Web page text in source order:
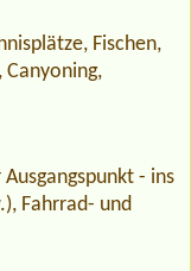
Fischen,
Canyoning,
- ins
Fahrrad- und